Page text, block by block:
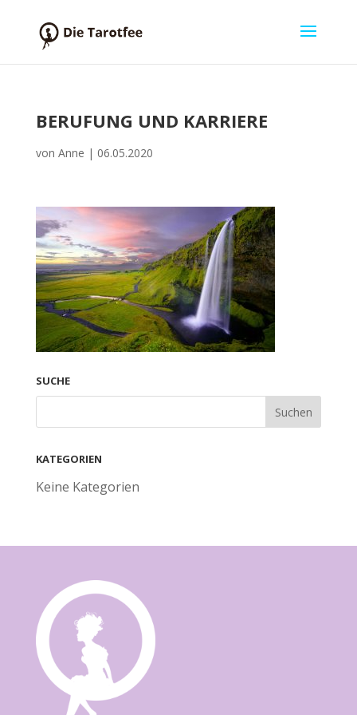
BERUFUNG UND KARRIERE
von Anne | 06.05.2020
SUCHE
KATEGORIEN
Keine Kategorien